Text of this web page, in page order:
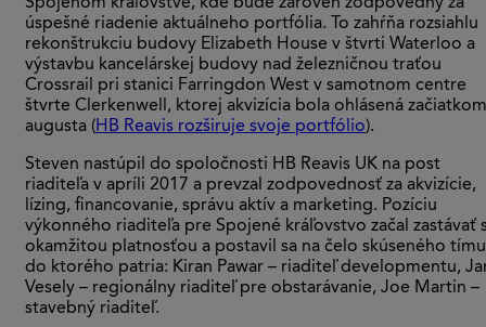
Spojenom kráľovstve, kde bude zároveň zodpovedný za
úspešné riadenie aktuálneho portfólia. To zahŕňa rozsiahlu
rekonštrukciu budovy Elizabeth House v štvrti Waterloo a
výstavbu kancelárskej budovy nad železničnou traťou
Crossrail pri stanici Farringdon West v samotnom centre
štvrte Clerkenwell, ktorej akvizícia bola ohlásená začiatkom
augusta (HB Reavis rozširuje svoje portfólio).
Steven nastúpil do spoločnosti HB Reavis UK na post
riaditeľa v apríli 2017 a prevzal zodpovednosť za akvizície,
lízing, financovanie, správu aktív a marketing. Pozíciu
výkonného riaditeľa pre Spojené kráľovstvo začal zastávať
okamžitou platnosťou a postavil sa na čelo skúseného
do ktorého patria: Kiran Pawar – riaditeľ developmentu,
Vesely – regionálny riaditeľ pre obstarávanie, Joe Martin –
stavebný riaditeľ.